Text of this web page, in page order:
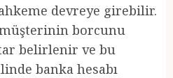
devreye girebilir.
borcunu
belirlenir ve bu
banka hesabı